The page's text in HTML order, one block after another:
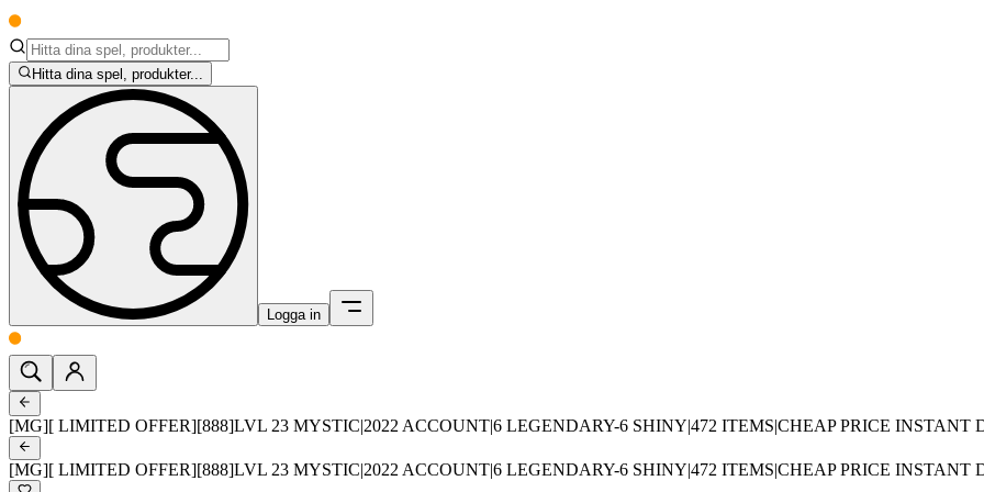
Hitta dina spel, produkter...
Logga in
[MG][ LIMITED OFFER][888]LVL 23 MYSTIC|2022 ACCOUNT|6 LEGENDARY-6 SHINY|472 ITEMS|CHEAP PRICE INSTANT
[MG][ LIMITED OFFER][888]LVL 23 MYSTIC|2022 ACCOUNT|6 LEGENDARY-6 SHINY|472 ITEMS|CHEAP PRICE INSTANT